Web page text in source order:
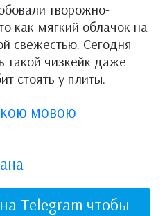
творожно-
как мягкий облачок на
свежестью. Сегодня
такой чизкейк даже
стоять у плиты.
мовою
Telegram чтобы